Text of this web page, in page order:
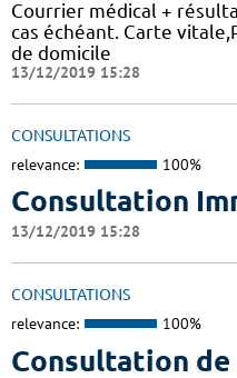
Courrier médical +
cas échéant. Carte
de domicile
13/12/2019 15:28
CONSULTATIONS
relevance: 100%
Consultation
13/12/2019 15:28
CONSULTATIONS
relevance: 100%
Consultation